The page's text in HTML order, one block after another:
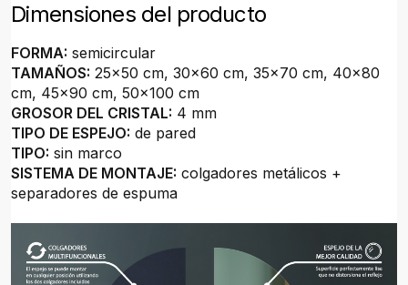
Dimensiones del producto
FORMA: semicircular
TAMAÑOS: 25x50 cm, 30x60 cm, 35x70 cm, 40x80
cm, 45x90 cm, 50x100 cm
GROSOR DEL CRISTAL: 4 mm
TIPO DE ESPEJO: de pared
TIPO: sin marco
SISTEMA DE MONTAJE: colgadores metálicos +
separadores de espuma